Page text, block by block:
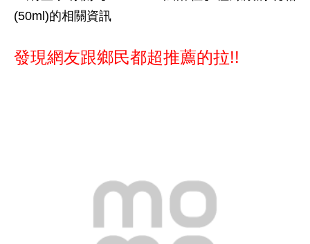
(50ml)的相關資訊
發現網友跟鄉民都超推薦的拉!!